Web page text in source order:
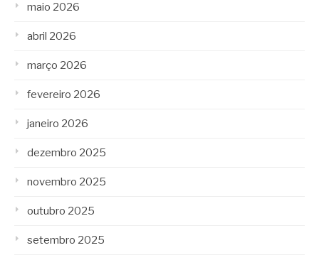
maio 2026
abril 2026
março 2026
fevereiro 2026
janeiro 2026
dezembro 2025
novembro 2025
outubro 2025
setembro 2025